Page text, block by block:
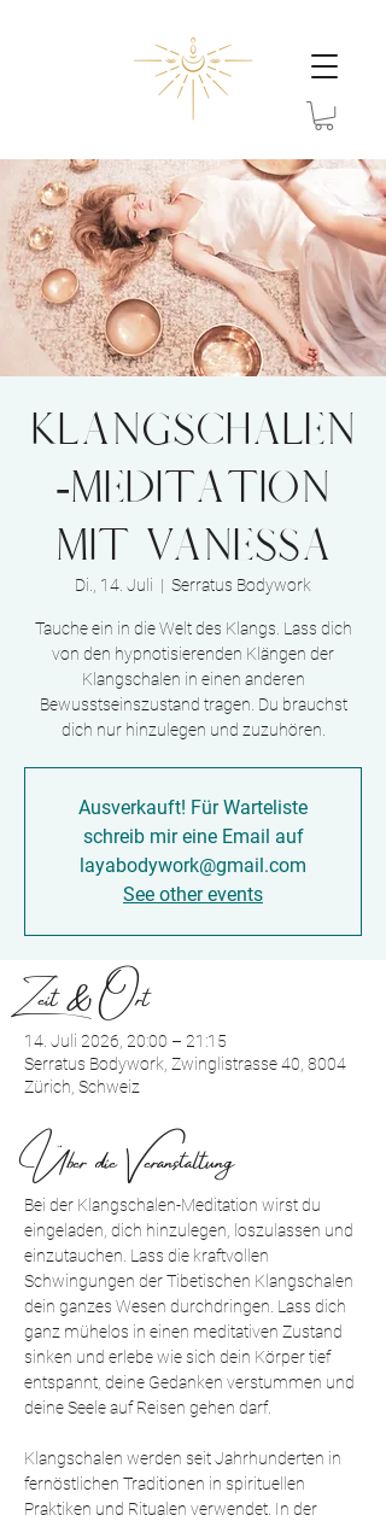
Klangschalen
-Meditation
mit Vanessa
Di., 14. Juli
  |
Serratus Bodywork
Tauche ein in die Welt des Klangs. Lass dich
von den hypnotisierenden Klängen der
Klangschalen in einen anderen
Bewusstseinszustand tragen. Du brauchst
dich nur hinzulegen und zuzuhören.
Ausverkauft! Für Warteliste
schreib mir eine Email auf
layabodywork@gmail.com
See other events
Zeit & Ort
14. Juli 2026, 20:00 – 21:15
Serratus Bodywork, Zwinglistrasse 40, 8004
Zürich, Schweiz
Über die Veranstaltung
Bei der Klangschalen-Meditation wirst du
eingeladen, dich hinzulegen, loszulassen und
einzutauchen. Lass die kraftvollen
Schwingungen der Tibetischen Klangschalen
dein ganzes Wesen durchdringen. Lass dich
ganz mühelos in einen meditativen Zustand
sinken und erlebe wie sich dein Körper tief
entspannt, deine Gedanken verstummen und
deine Seele auf Reisen gehen darf.
Klangschalen werden seit Jahrhunderten in
fernöstlichen Traditionen in spirituellen
Praktiken und Ritualen verwendet. In der